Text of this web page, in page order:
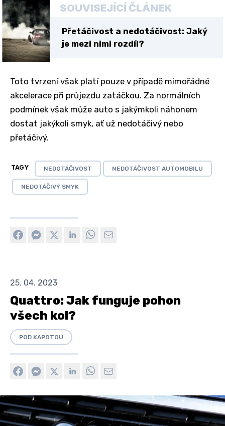
SOUVISEJÍCÍ ČLÁNEK
Přetáčivost a nedotáčivost: Jaký
je mezi nimi rozdíl?
Toto tvrzení však platí pouze v případě mimořádné
akcelerace při průjezdu zatáčkou. Za normálních
podmínek však může auto s jakýmkoli náhonem
dostat jakýkoli smyk, ať už nedotáčivý nebo
přetáčivý.
TAGY NEDOTÁČIVOST NEDOTÁČIVOST AUTOMOBILU
NEDOTÁČIVÝ SMYK
25. 04. 2023
Quattro: Jak funguje pohon
všech kol?
POD KAPOTOU